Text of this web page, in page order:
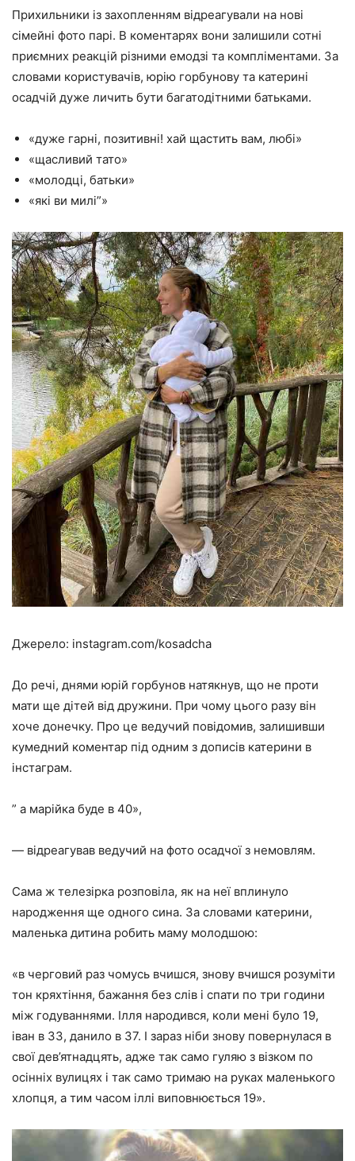
Прихильники із захопленням відреагували на нові
сімейні фото парі. В коментарях вони залишили сотні
приємних реакцій різними емодзі та компліментами. За
словами користувачів, юрію горбунову та катерині
осадчій дуже личить бути багатодітними батьками.
«дуже гарні, позитивні! хай щастить вам, любі»
«щасливий тато»
«молодці, батьки»
«які ви милі”»
Джерело: instagram.com/kosadcha
До речі, днями юрій горбунов натякнув, що не проти
мати ще дітей від дружини. При чому цього разу він
хоче донечку. Про це ведучий повідомив, залишивши
кумедний коментар під одним з дописів катерини в
інстаграм.
” а марійка буде в 40»,
— відреагував ведучий на фото осадчої з немовлям.
Сама ж телезірка розповіла, як на неї вплинуло
народження ще одного сина. За словами катерини,
маленька дитина робить маму молодшою:
«в черговий раз чомусь вчишся, знову вчишся розуміти
тон кряхтіння, бажання без слів і спати по три години
між годуваннями. Ілля народився, коли мені було 19,
іван в 33, данило в 37. І зараз ніби знову повернулася в
свої дев’ятнадцять, адже так само гуляю з візком по
осінніх вулицях і так само тримаю на руках маленького
хлопця, а тим часом іллі виповнюється 19».